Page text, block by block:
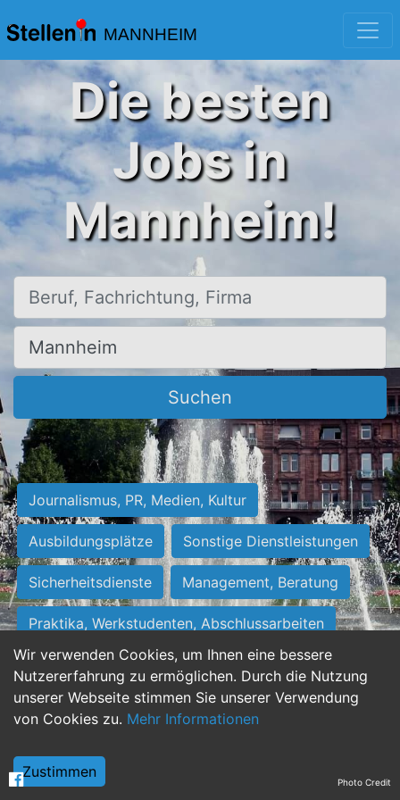
MANNHEIM
Wir verwenden Cookies, um Ihnen eine bessere
Nutzererfahrung zu ermöglichen. Durch die Nutzung
unserer Webseite stimmen Sie unserer Verwendung
von Cookies zu. Mehr Informationen
Zustimmen
Die besten
Jobs in
Mannheim!
Beruf, Fachrichtung, Firma
Ort, Stadt
Suchen
Journalismus, PR, Medien, Kultur
Ausbildungsplätze Sonstige Dienstleistungen
Sicherheitsdienste Management, Beratung
Praktika, Werkstudenten, Abschlussarbeiten
Personalwesen Assistenz, Sekretariat
Hilfskräfte, Aushilfs- und Nebenjobs
Weiterbildung, Studium, duale Ausbildung Photo Credit